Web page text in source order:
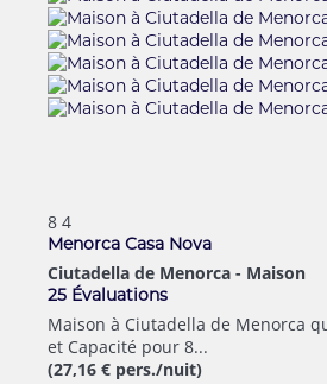
8 4
Menorca Casa Nova
Ciutadella de Menorca - Maison
25 Évaluations
Maison à Ciutadella de Menorca
et Capacité pour 8...
(27,16 € pers./nuit)